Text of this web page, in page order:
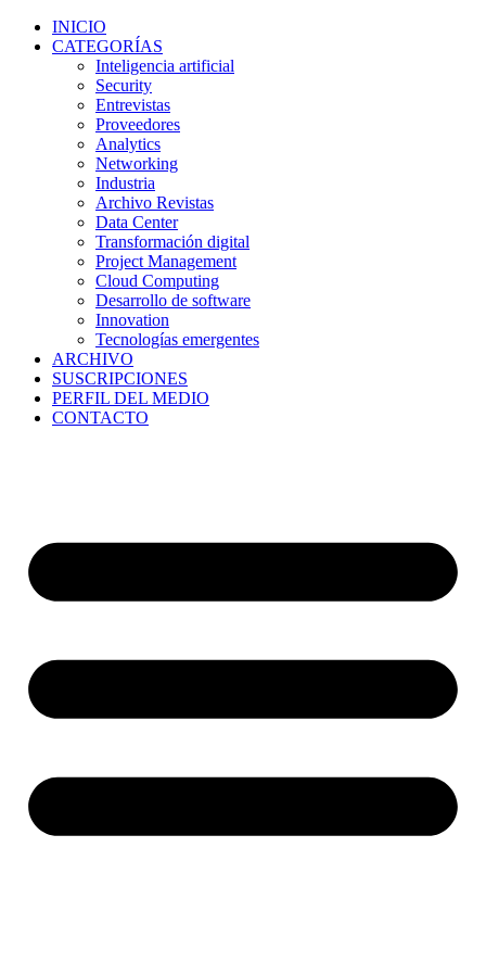
INICIO
CATEGORÍAS
Inteligencia artificial
Security
Entrevistas
Proveedores
Analytics
Networking
Industria
Archivo Revistas
Data Center
Transformación digital
Project Management
Cloud Computing
Desarrollo de software
Innovation
Tecnologías emergentes
ARCHIVO
SUSCRIPCIONES
PERFIL DEL MEDIO
CONTACTO